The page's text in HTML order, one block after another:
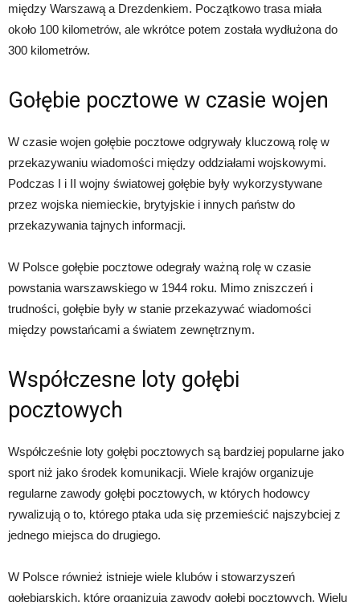
między Warszawą a Drezdenkiem. Początkowo trasa miała
około 100 kilometrów, ale wkrótce potem została wydłużona do
300 kilometrów.
Gołębie pocztowe w czasie wojen
W czasie wojen gołębie pocztowe odgrywały kluczową rolę w
przekazywaniu wiadomości między oddziałami wojskowymi.
Podczas I i II wojny światowej gołębie były wykorzystywane
przez wojska niemieckie, brytyjskie i innych państw do
przekazywania tajnych informacji.
W Polsce gołębie pocztowe odegrały ważną rolę w czasie
powstania warszawskiego w 1944 roku. Mimo zniszczeń i
trudności, gołębie były w stanie przekazywać wiadomości
między powstańcami a światem zewnętrznym.
Współczesne loty gołębi
pocztowych
Współcześnie loty gołębi pocztowych są bardziej popularne jako
sport niż jako środek komunikacji. Wiele krajów organizuje
regularne zawody gołębi pocztowych, w których hodowcy
rywalizują o to, którego ptaka uda się przemieścić najszybciej z
jednego miejsca do drugiego.
W Polsce również istnieje wiele klubów i stowarzyszeń
gołębiarskich, które organizują zawody gołębi pocztowych. Wielu